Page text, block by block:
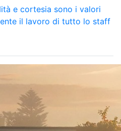
e cortesia sono i valori
il lavoro di tutto lo staff